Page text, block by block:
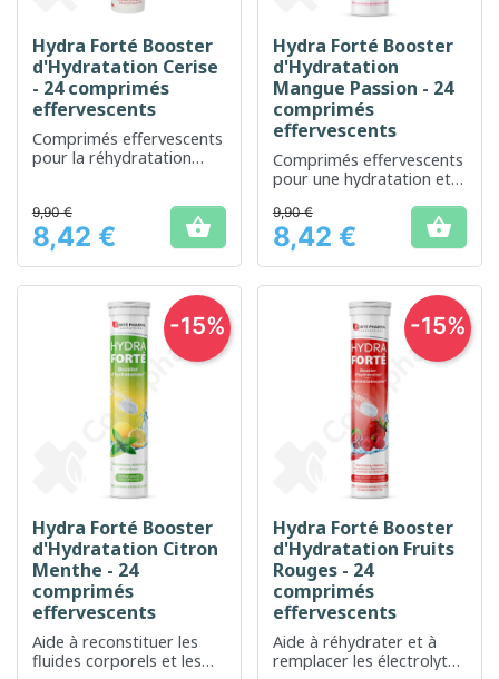
Hydra Forté Booster
d'Hydratation Cerise
- 24 comprimés
effervescents
Comprimés effervescents
pour la réhydratation
Prix
9,90 €
8,42 € 
Hydra Forté Booster
d'Hydratation
Mangue Passion - 24
comprimés
effervescents
Comprimés effervescents
pour une hydratation et
vitamines
Prix
9,90 €
8,42 € 
Hydra Forté Booster
d'Hydratation Citron
Menthe - 24
comprimés
effervescents
Aide à reconstituer les
fluides corporels et les
-15%
Hydra Forté Booster
d'Hydratation Fruits
Rouges - 24
comprimés
effervescents
Aide à réhydrater et à
remplacer les électrolytes
-15%